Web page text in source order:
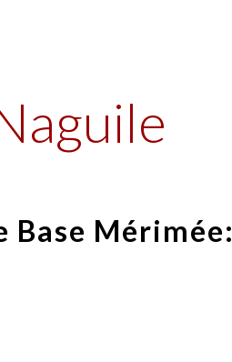
Base Mérimée: